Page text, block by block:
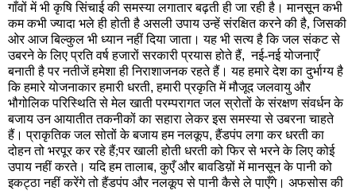
गाँवों में भी कृषि सिंचाई की समस्या लगातार बढ़ती ही जा रही है। मानसून कभी
कम कभी ज्यादा भले ही होती है असली उपाय उन्हें संरक्षित करने की है, जिसकी
ओर आज बिल्कुल भी ध्यान नहीं दिया जाता। यह भी सत्य है कि जल संकट से
उबरने के लिए प्रति वर्ष हजारों सरकारी प्रयास होते हैं, नई-नई योजनाएँ
बनाती है पर नतीजें हमेशा ही निराशाजनक रहते हैं। यह हमारे देश का दुर्भाग्य है
कि हमारे योजनाकार हमारी धरती,हमारी प्रकृति में मौजूद जलवायु और
भौगोलिक परिस्थिति से मेल खाती परम्परागत जल स्रोतों के संरक्षण संवर्धन के
बजाय उन आयातीत तकनीकों का सहारा लेकर इस समस्या से उबरना चाहते
हैं। प्राकृतिक जल सोतों के बजाय हम नलकूप,हैंडपंप लगा कर धरती का
दोहन तो भरपूर कर रहे हैं;पर खाली होती धरती को फिर से भरने के लिए कोई
उपाय नहीं करते। यदि हम तालाब,कुएँ और बावडिय़ों में मानसून के पानी को
इकट्ठा नहीं करेंगे तो हैंडपंप और नलकूप से पानी कैसे ले पाएँगे। अफसोस की